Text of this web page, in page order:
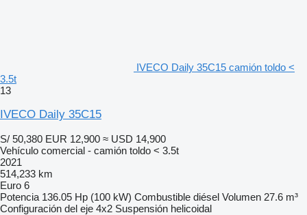
IVECO Daily 35C15 camión toldo <
3.5t
13
IVECO Daily 35C15
S/ 50,380 EUR 12,900 ≈ USD 14,900
Vehículo comercial - camión toldo < 3.5t
2021
514,233 km
Euro 6
Potencia 136.05 Hp (100 kW) Combustible diésel Volumen 27.6 m³
Configuración del eje 4x2 Suspensión helicoidal